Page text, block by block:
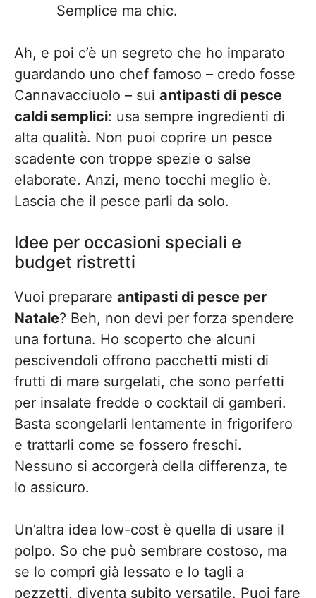
Semplice ma chic.
Ah, e poi c’è un segreto che ho imparato
guardando uno chef famoso – credo fosse
Cannavacciuolo – sui antipasti di pesce
caldi semplici: usa sempre ingredienti di
alta qualità. Non puoi coprire un pesce
scadente con troppe spezie o salse
elaborate. Anzi, meno tocchi meglio è.
Lascia che il pesce parli da solo.
Idee per occasioni speciali e
budget ristretti
Vuoi preparare antipasti di pesce per
Natale? Beh, non devi per forza spendere
una fortuna. Ho scoperto che alcuni
pescivendoli offrono pacchetti misti di
frutti di mare surgelati, che sono perfetti
per insalate fredde o cocktail di gamberi.
Basta scongelarli lentamente in frigorifero
e trattarli come se fossero freschi.
Nessuno si accorgerà della differenza, te
lo assicuro.
Un’altra idea low-cost è quella di usare il
polpo. So che può sembrare costoso, ma
se lo compri già lessato e lo tagli a
pezzetti, diventa subito versatile. Puoi fare